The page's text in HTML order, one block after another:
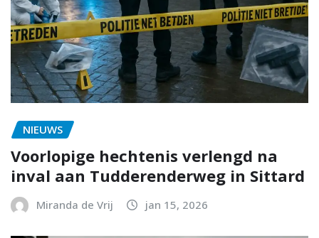
NIEUWS
Voorlopige hechtenis verlengd na
inval aan Tudderenderweg in Sittard
Miranda de Vrij jan 15, 2026